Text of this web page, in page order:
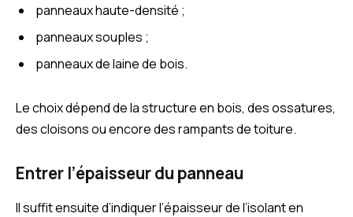
panneaux haute-densité ;
panneaux souples ;
panneaux de laine de bois.
Le choix dépend de la structure en bois, des ossatures,
des cloisons ou encore des rampants de toiture.
Entrer l’épaisseur du panneau
Il suffit ensuite d’indiquer l’épaisseur de l’isolant en